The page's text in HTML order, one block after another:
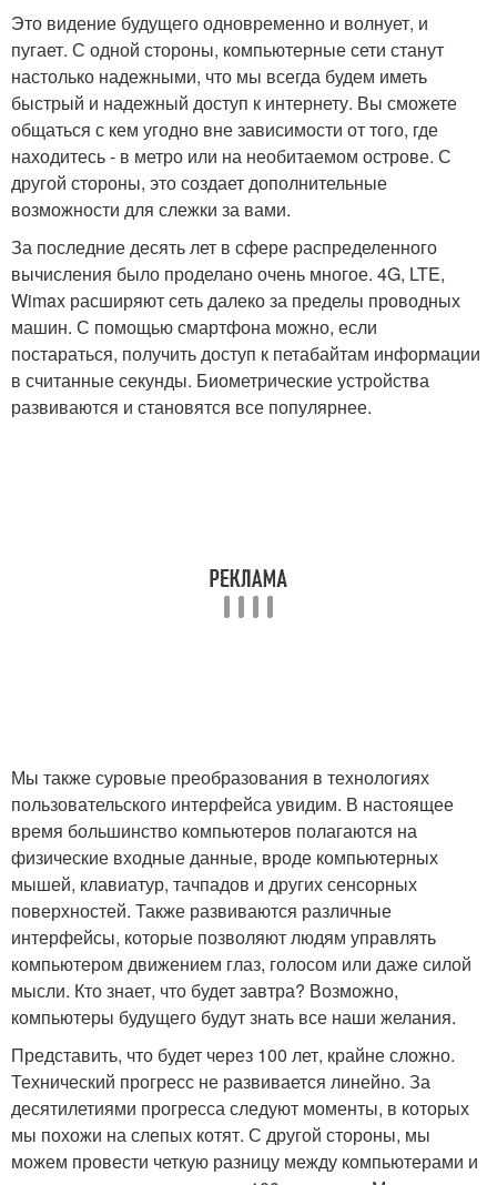
Это видение будущего одновременно и волнует, и
пугает. С одной стороны, компьютерные сети станут
настолько надежными, что мы всегда будем иметь
быстрый и надежный доступ к интернету. Вы сможете
общаться с кем угодно вне зависимости от того, где
находитесь - в метро или на необитаемом острове. С
другой стороны, это создает дополнительные
возможности для слежки за вами.
За последние десять лет в сфере распределенного
вычисления было проделано очень многое. 4G, LTE,
Wimax расширяют сеть далеко за пределы проводных
машин. С помощью смартфона можно, если
постараться, получить доступ к петабайтам информации
в считанные секунды. Биометрические устройства
развиваются и становятся все популярнее.
Мы также суровые преобразования в технологиях
пользовательского интерфейса увидим. В настоящее
время большинство компьютеров полагаются на
физические входные данные, вроде компьютерных
мышей, клавиатур, тачпадов и других сенсорных
поверхностей. Также развиваются различные
интерфейсы, которые позволяют людям управлять
компьютером движением глаз, голосом или даже силой
мысли. Кто знает, что будет завтра? Возможно,
компьютеры будущего будут знать все наши желания.
Представить, что будет через 100 лет, крайне сложно.
Технический прогресс не развивается линейно. За
десятилетиями прогресса следуют моменты, в которых
мы похожи на слепых котят. С другой стороны, мы
можем провести четкую разницу между компьютерами и